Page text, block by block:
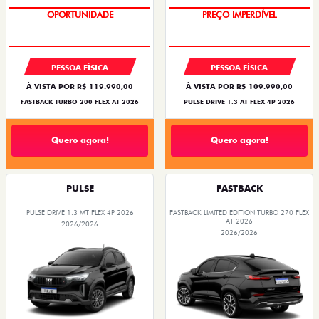
OPORTUNIDADE
PESSOA FÍSICA
À VISTA POR R$ 119.990,00
FASTBACK TURBO 200 FLEX AT 2026
Quero agora!
O SUV AUTOMÁTICO MAIS
PESSOA FÍSICA
À VISTA POR R$ 109.990,00
PULSE DRIVE 1.3 AT FLEX 4P 2026
Quero agora!
PULSE
PULSE DRIVE 1.3 MT FLEX 4P 2026
2026/2026
FASTBACK
FASTBACK LIMITED EDITION TURBO 270 FLEX
AT 2026
2026/2026